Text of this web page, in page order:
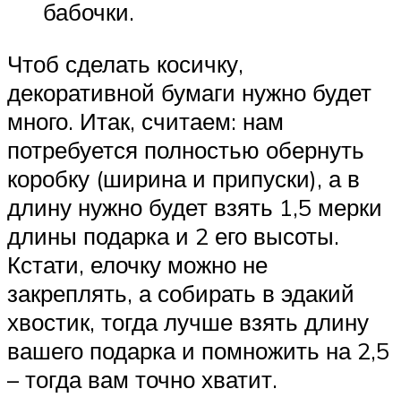
бабочки.
Чтоб сделать косичку,
декоративной бумаги нужно будет
много. Итак, считаем: нам
потребуется полностью обернуть
коробку (ширина и припуски), а в
длину нужно будет взять 1,5 мерки
длины подарка и 2 его высоты.
Кстати, елочку можно не
закреплять, а собирать в эдакий
хвостик, тогда лучше взять длину
вашего подарка и помножить на 2,5
– тогда вам точно хватит.